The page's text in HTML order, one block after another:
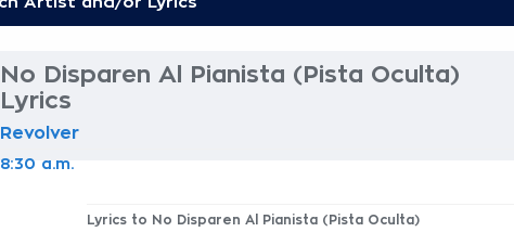
No Disparen Al Pianista (Pista Oculta)
Lyrics
Revolver
8:30 a.m.
Lyrics to No Disparen Al Pianista (Pista Oculta)